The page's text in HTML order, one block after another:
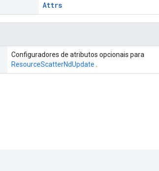
Attrs
Configuradores de atributos opcionais para
ResourceScatterNdUpdate